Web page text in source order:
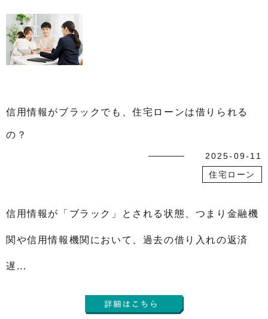
信用情報がブラックでも、住宅ローンは借りられる
の？
2025-09-11
住宅ローン
信用情報が「ブラック」とされる状態、つまり金融機
関や信用情報機関において、過去の借り入れの返済
遅...